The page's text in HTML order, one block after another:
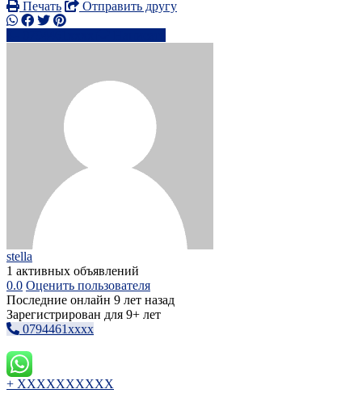
Печать
Отправить другу
stella
1 активных объявлений
0.0 Оценить пользователя
Последние онлайн 9 лет назад
Зарегистрирован для 9+ лет
0794461xxxx
+ XXXXXXXXXX